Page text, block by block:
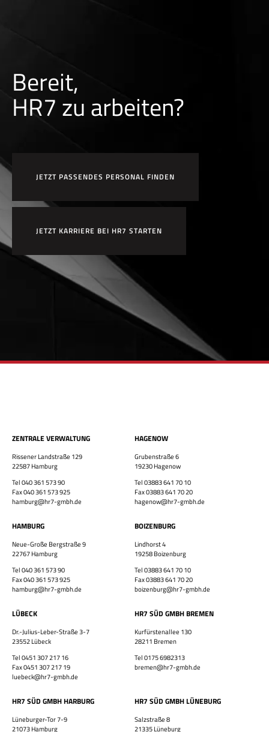
Bereit,
HR7 zu arbeiten?
JETZT PASSENDES PERSONAL FINDEN
JETZT KARRIERE BEI HR7 STARTEN
ZENTRALE VERWALTUNG
Rissener Landstraße 129
22587 Hamburg
Tel 040 361 573 90
Fax 040 361 573 925
hamburg@hr7-gmbh.de
HAMBURG
Neue-Große Bergstraße 9
22767 Hamburg
Tel 040 361 573 90
Fax 040 361 573 925
hamburg@hr7-gmbh.de
HAGENOW
Grubenstraße 6
19230 Hagenow
Tel 03883 641 70 10
Fax 03883 641 70 20
hagenow@hr7-gmbh.de
BOIZENBURG
Lindhorst 4
19258 Boizenburg
Tel 03883 641 70 10
Fax 03883 641 70 20
boizenburg@hr7-gmbh.de
LÜBECK
Dr.-Julius-Leber-Straße 3-7
23552 Lübeck
Tel 0451 307 217 16
Fax 0451 307 217 19
luebeck@hr7-gmbh.de
HR7 SÜD GMBH HARBURG
Lüneburger-Tor 7-9
21073 Hamburg
HR7 SÜD GMBH BREMEN
Kurfürstenallee 130
28211 Bremen
Tel 0175 6982313
bremen@hr7-gmbh.de
HR7 SÜD GMBH LÜNEBURG
Salzstraße 8
21335 Lüneburg
HR7 GmbH
Finde eine Stelle, die genau zu Dir passt!
Bewirb dich jetzt!
Vor- & Nachname
E-Mail-Adresse
WhatsApp-Nummer
Wohnort / PLZ